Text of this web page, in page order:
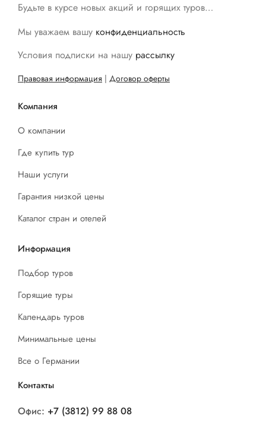
Будьте в курсе новых акций и горящих туров…
Мы уважаем вашу конфиденциальность
Условия подписки на нашу рассылку
Правовая информация | Договор оферты
Компания
О компании
Где купить тур
Наши услуги
Гарантия низкой цены
Каталог стран и отелей
Информация
Подбор туров
Горящие туры
Календарь туров
Минимальные цены
Все о Германии
Контакты
Офис: +7 (3812) 99 88 08